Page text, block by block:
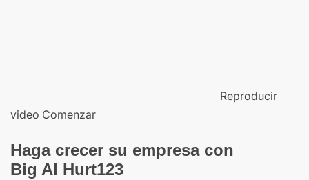
Reproducir
video Comenzar
Haga crecer su empresa con
Big Al Hurt123